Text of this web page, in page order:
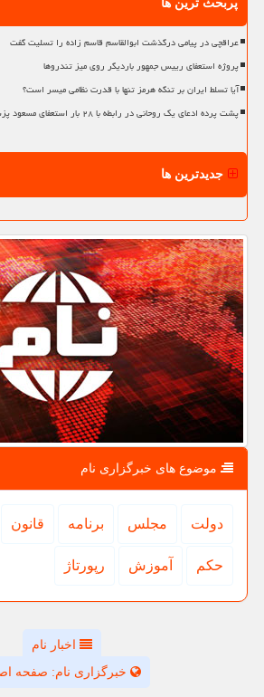
پربحث ترین ها
عراقچی در پیامی درگذشت ابوالقاسم قاسم زاده را تسلیت گفت
پروژه استعفای رییس جمهور باردیگر روی میز تندروها
آیا تسلط ایران بر تنگه هرمز تنها با قدرت نظامی میسر است؟
پشت پرده ادعای یک روحانی در رابطه با ۲۸ بار استعفای مسعود پزشکیان
جدیدترین ها
موضوع های خبرگزاری نام
دولت مجلس برنامه قانون
حكم آموزش رپورتاژ
اخبار نام
خبرگزاری نام: صفحه